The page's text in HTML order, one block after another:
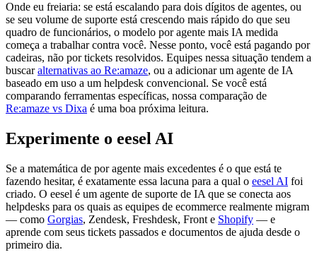
Onde eu freiaria: se está escalando para dois dígitos de agentes, ou
se seu volume de suporte está crescendo mais rápido do que seu
quadro de funcionários, o modelo por agente mais IA medida
começa a trabalhar contra você. Nesse ponto, você está pagando por
cadeiras, não por tickets resolvidos. Equipes nessa situação tendem a
buscaralternativas ao Re:amaze, ou a adicionar um agente de IA
baseado em uso a um helpdesk convencional. Se você está
comparando ferramentas específicas, nossa comparação de
Re:amaze vs Dixa é uma boa próxima leitura.
Experimente o eesel AI
Se a matemática de por agente mais excedentes é o que está te
fazendo hesitar, é exatamente essa lacuna para a qual o eesel AI foi
criado. O eesel é um agente de suporte de IA que se conecta aos
helpdesks para os quais as equipes de ecommerce realmente migram
— como Gorgias, Zendesk, Freshdesk, Front e Shopify — e
aprende com seus tickets passados e documentos de ajuda desde o
primeiro dia.